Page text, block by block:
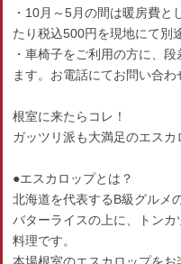
・10月～5月の間は暖房費
たり税込500円を現地にて別
・車椅子をご利用の方に、
ます。お電話にてお問い合わ
根室に来たらコレ！
ガッツリ派も大満足のエスカ
●エスカロップとは？
北海道を代表するB級グルメ
バターライスの上に、トン
料理です。